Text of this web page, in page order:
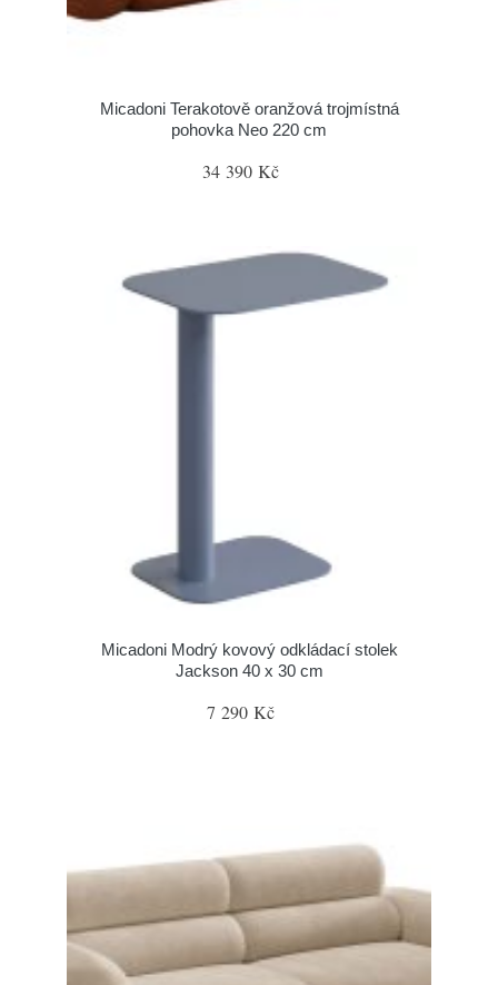
Micadoni Terakotově oranžová trojmístná
pohovka Neo 220 cm
34 390 Kč
Micadoni Modrý kovový odkládací stolek
Jackson 40 x 30 cm
7 290 Kč